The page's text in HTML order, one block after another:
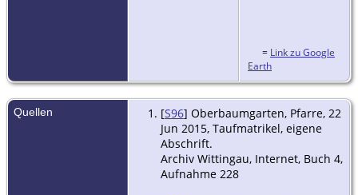
= Link zu Google
Earth
Quellen [S96] Oberbaumgarten, Pfarre, 22
Jun 2015, Taufmatrikel, eigene
Abschrift.
Archiv Wittingau, Internet, Buch 4,
Aufnahme 228